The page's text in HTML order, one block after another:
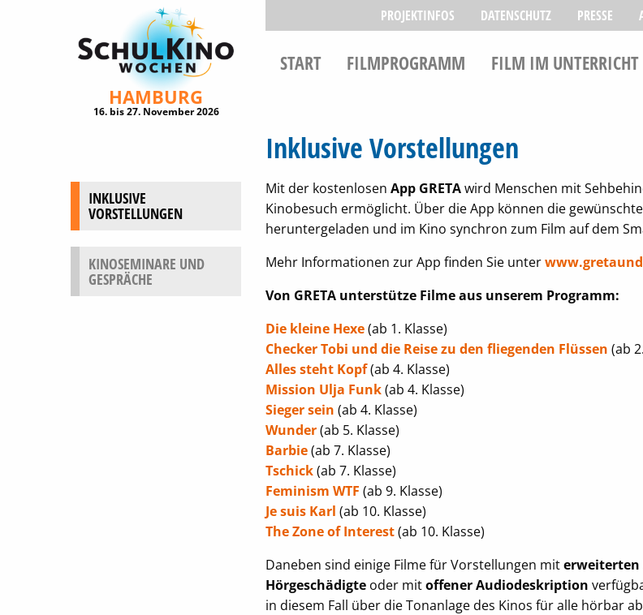
HAMBURG
16. bis 27. November 2026
PROJEKTINFOS DATENSCHUTZ PRESSE
START FILMPROGRAMM FILM IM UNTERRICHT
INKLUSIVE
VORSTELLUNGEN
KINOSEMINARE UND
GESPRÄCHE
Inklusive Vorstellungen
Mit der kostenlosen App GRETAwird Menschen mit
Kinobesuch ermöglicht. Über die App können die
heruntergeladen und im Kino synchron zum Film auf dem
Mehr Informationen zur App finden Sie unter
Von GRETA unterstütze Filme aus unserem Programm:
Die kleine Hexe(ab 1. Klasse)
Checker Tobi und die Reise zu den fliegenden Flüssen (ab
Alles steht Kopf(ab 4. Klasse)
Mission Ulja Funk(ab 4. Klasse)
Sieger sein (ab 4. Klasse)
Wunder(ab 5. Klasse)
Barbie(ab 7. Klasse)
Tschick(ab 7. Klasse)
Feminism WTF (ab 9. Klasse)
Je suis Karl (ab 10. Klasse)
The Zone of Interest(ab 10. Klasse)
Daneben sind einige Filme für Vorstellungen mit
Hörgeschädigte oder mitoffener Audiodeskription
in diesem Fall über die Tonanlage des Kinos für alle hörbar